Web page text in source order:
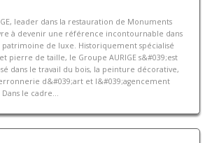
leader dans la restauration de Monuments
à devenir une référence incontournable dans
de luxe. Historiquement spécialisé
pierre de taille, le Groupe AURIGE s&#039;est
dans le travail du bois, la peinture décorative,
d&#039;art et l&#039;agencement
le cadre...